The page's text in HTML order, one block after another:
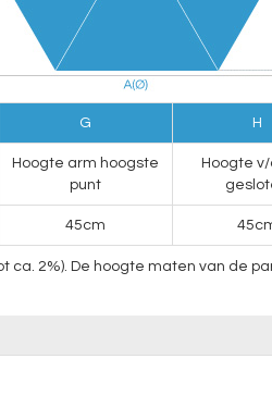
G H
Hoogte arm hoogste
punt
Hoogte
45cm
2%). De hoogte maten van de